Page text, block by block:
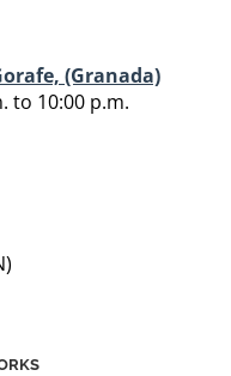
(Granada)
to 10:00 p.m.